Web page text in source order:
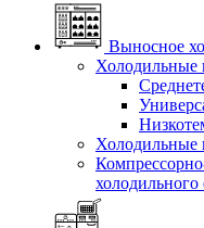
Выносное
Холодильные
Холодильные
холодильного